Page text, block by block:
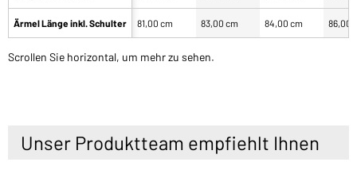
Ärmel Länge inkl. Schulter 81,00 cm 83,00 cm 84,00 cm 86,00
Scrollen Sie horizontal, um mehr zu sehen.
Unser Produktteam empfiehlt Ihnen